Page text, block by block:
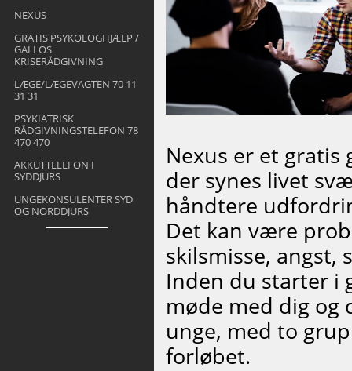
NEXUS
GRATIS PSYKOLOGHJÆLP /
GALLOS
KRISERÅDGIVNING
LÆGE/LÆGEVAGTEN 70 11
31 31
PSYKIATRISK
RÅDGIVNINGSTELEFON 78
470 470
AKKUTTELEFON I
SYDDJURS
UNGEKONSULENTER SYD
OG NORDDJURS
Nexus er et
der synes livet
håndtere
Det kan være
skilsmisse, angst,
Inden du starter i
møde med dig
unge, med to
forløbet.